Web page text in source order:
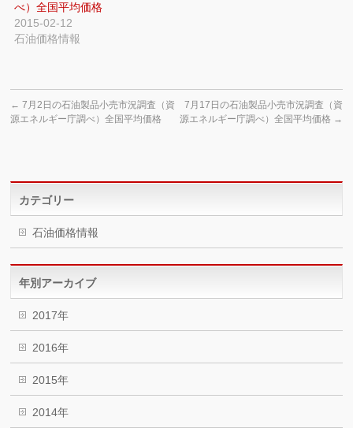
べ）全国平均価格
2015-02-12
石油価格情報
← 7月2日の石油製品小売市況調査（資
源エネルギー庁調べ）全国平均価格
7月17日の石油製品小売市況調査（資
源エネルギー庁調べ）全国平均価格 →
カテゴリー
石油価格情報
年別アーカイブ
2017年
2016年
2015年
2014年